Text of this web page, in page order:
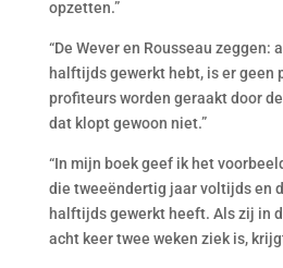
opzetten.”
“De Wever en Rousseau
halftijds gewerkt hebt, is er geen
profiteurs worden geraakt door
dat klopt gewoon niet.”
“In mijn boek geef ik het
die tweeëndertig jaar voltijds en
halftijds gewerkt heeft. Als zij in
acht keer twee weken ziek is,